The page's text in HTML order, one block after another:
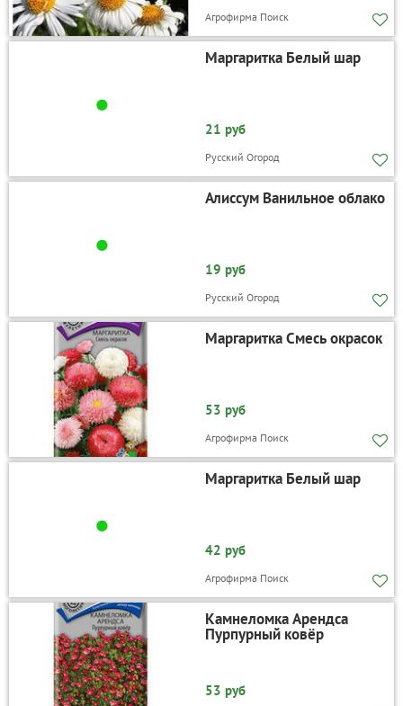
Агрофирма Поиск
Маргаритка Белый шар
21 руб
Русский Огород
Алиссум Ванильное облако
19 руб
Русский Огород
Маргаритка Смесь окрасок
53 руб
Агрофирма Поиск
Маргаритка Белый шар
42 руб
Агрофирма Поиск
Камнеломка Арендса
Пурпурный ковёр
53 руб